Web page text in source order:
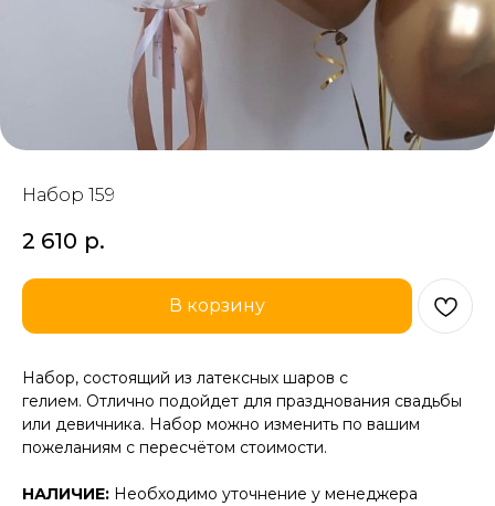
Набор 159
2 610 р.
В корзину
Набор, состоящий из латексных шаров с
гелием. Отлично подойдет для празднования свадьбы
или девичника. Набор можно изменить по вашим
пожеланиям с пересчётом стоимости.
НАЛИЧИЕ: Необходимо уточнение у менеджера